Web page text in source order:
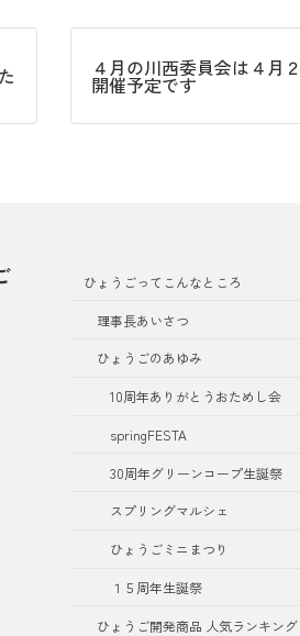
４月の川西委員会は４月
開催予定です
ひょうごってこんなところ
理事長あいさつ
ひょうごのあゆみ
10周年ありがとうおためし会
springFESTA
30周年グリーンコープ生誕祭
スプリングマルシェ
ひょうごミニまつり
１５周年生誕祭
ひょうご開発商品 人気ランキング